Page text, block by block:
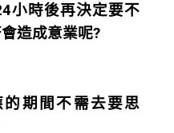
小時後再決定要不
造成意業呢?
期間不需去要思